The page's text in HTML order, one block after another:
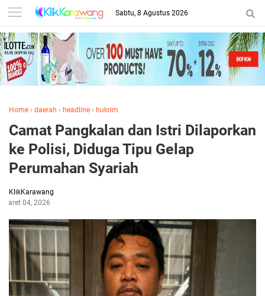
Sabtu, 8 Agustus 2026
Home › daerah › headline › hukrim
Camat Pangkalan dan Istri Dilaporkan
ke Polisi, Diduga Tipu Gelap
Perumahan Syariah
KlikKarawang
Maret 04, 2026